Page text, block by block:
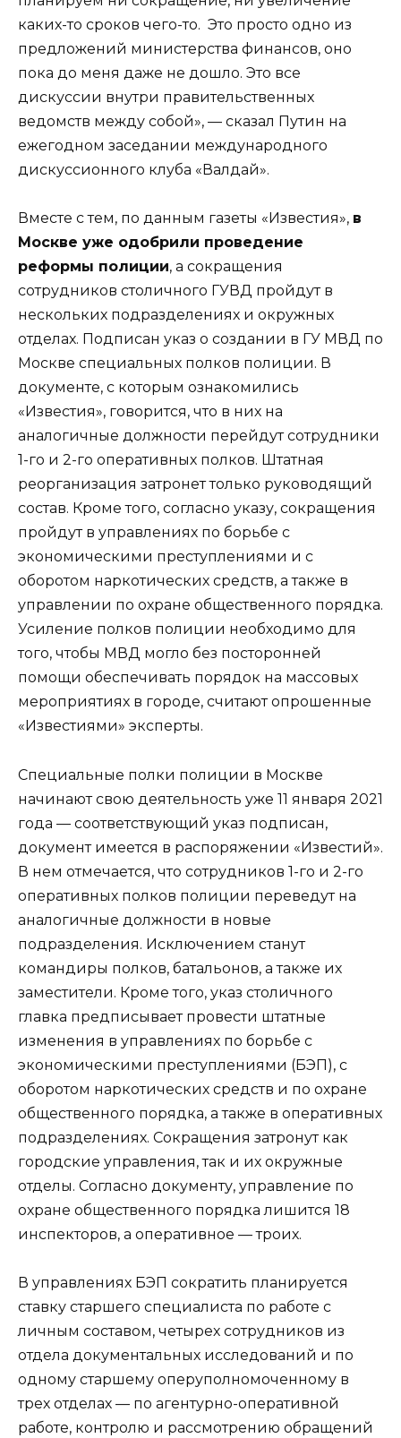
каких-то сроков чего-то. Это просто одно из
предложений министерства финансов, оно
пока до меня даже не дошло. Это все
дискуссии внутри правительственных
ведомств между собой», — сказал Путин на
ежегодном заседании международного
дискуссионного клуба «Валдай».
Вместе с тем, по данным газеты «Известия», в
Москве уже одобрили проведение
реформы полиции, а сокращения
сотрудников столичного ГУВД пройдут в
нескольких подразделениях и окружных
отделах. Подписан указ о создании в ГУ МВД по
Москве специальных полков полиции. В
документе, с которым ознакомились
«Известия», говорится, что в них на
аналогичные должности перейдут сотрудники
1-го и 2-го оперативных полков. Штатная
реорганизация затронет только руководящий
состав. Кроме того, согласно указу, сокращения
пройдут в управлениях по борьбе с
экономическими преступлениями и с
оборотом наркотических средств, а также в
управлении по охране общественного порядка.
Усиление полков полиции необходимо для
того, чтобы МВД могло без посторонней
помощи обеспечивать порядок на массовых
мероприятиях в городе, считают опрошенные
«Известиями» эксперты.
Специальные полки полиции в Москве
начинают свою деятельность уже 11 января 2021
года — соответствующий указ подписан,
документ имеется в распоряжении «Известий».
В нем отмечается, что сотрудников 1-го и 2-го
оперативных полков полиции переведут на
аналогичные должности в новые
подразделения. Исключением станут
командиры полков, батальонов, а также их
заместители. Кроме того, указ столичного
главка предписывает провести штатные
изменения в управлениях по борьбе с
экономическими преступлениями (БЭП), с
оборотом наркотических средств и по охране
общественного порядка, а также в оперативных
подразделениях. Сокращения затронут как
городские управления, так и их окружные
отделы. Согласно документу, управление по
охране общественного порядка лишится 18
инспекторов, а оперативное — троих.
В управлениях БЭП сократить планируется
ставку старшего специалиста по работе с
личным составом, четырех сотрудников из
отдела документальных исследований и по
одному старшему оперуполномоченному в
трех отделах — по агентурно-оперативной
работе, контролю и рассмотрению обращений